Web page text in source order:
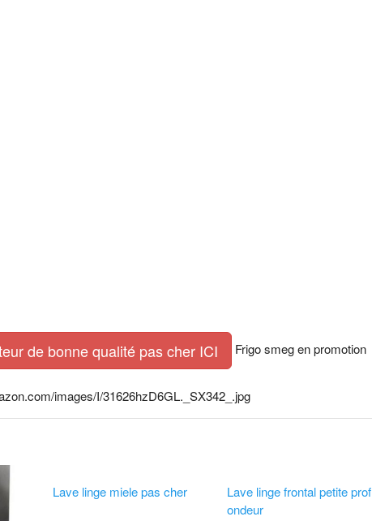
de bonne qualité pas cher ICI Frigo smeg en promotion
images/I/31626hzD6GL._SX342_.jpg
Lave linge miele pas cher
Lave linge frontal petite prof
ondeur